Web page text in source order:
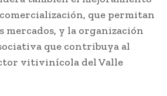
comercialización, que permitan
mercados, y la organización
que contribuya al
vitivinícola del Valle